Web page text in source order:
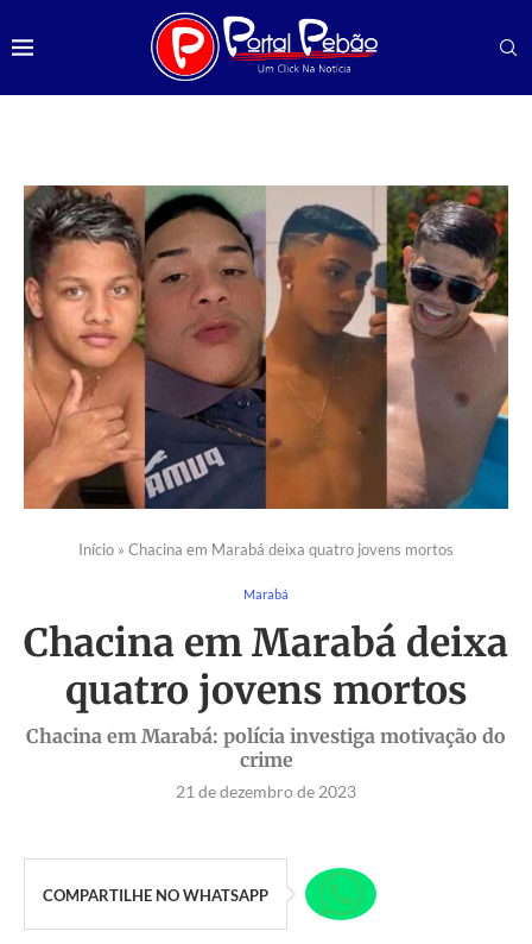
Início » Chacina em Marabá deixa quatro jovens mortos
Marabá
Chacina em Marabá deixa
quatro jovens mortos
Chacina em Marabá: polícia investiga motivação do
crime
21 de dezembro de 2023
COMPARTILHE NO WHATSAPP